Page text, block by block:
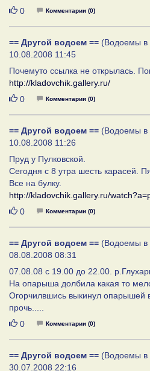
Нравится
0 Комментарии (0)
== Другой водоем == (Водоемы в
10.08.2008 11:45
Почемуто ссылка не открылась.
http://kladovchik.gallery.ru/
Нравится
0 Комментарии (0)
== Другой водоем == (Водоемы в
10.08.2008 11:26
Пруд у Пулковской.
Сегодня с 8 утра шесть карасей.
Все на булку.
http://kladovchik.gallery.ru/
Нравится
0 Комментарии (0)
== Другой водоем == (Водоемы в
08.08.2008 08:31
07.08.08 с 19.00 до 22.00.
На опарыша долбила какая то
Огорчилвшись выкинул опарышей
прочь.....
Нравится
0 Комментарии (0)
== Другой водоем == (Водоемы в
30.07.2008 22:16